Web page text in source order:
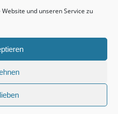
und unseren Service zu